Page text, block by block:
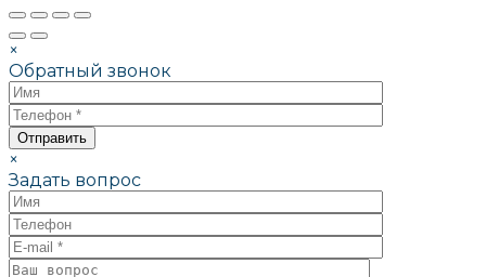
×
Обратный звонок
×
Задать вопрос